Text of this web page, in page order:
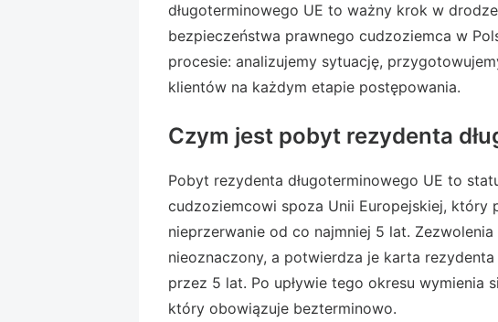
długoterminowego UE to ważny krok w
bezpieczeństwa prawnego cudzoziemca w
procesie: analizujemy sytuację,
klientów na każdym etapie postępowania.
Czym jest pobyt rezydenta
Pobyt rezydenta długoterminowego UE to
cudzoziemcowi spoza Unii Europejskiej, który
nieprzerwanie od co najmniej 5 lat.
nieoznaczony, a potwierdza je karta
przez 5 lat. Po upływie tego okresu wymienia
który obowiązuje bezterminowo.